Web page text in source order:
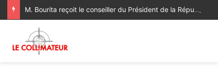
M. Bourita reçoit le conseiller du Président de la République de Roumanie, porteur d’un message adressé à SM le Roi